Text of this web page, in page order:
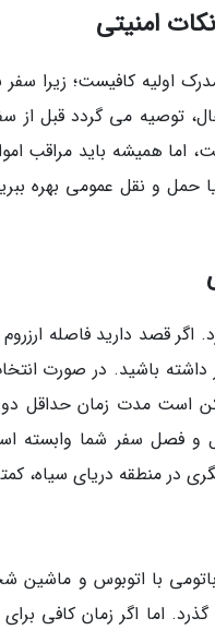
امنیتی
اولیه کافیست؛ زیرا
توصیه می گردد قبل از
اما همیشه باید مراقب
حمل و نقل عمومی بهره
اگر قصد دارید فاصله
باشید. در صورت
است مدت زمان حداقل
و فصل سفر شما وابسته
در منطقه دریای سیاه،
باتومی با اتوبوس و
اما اگر زمان کافی برای